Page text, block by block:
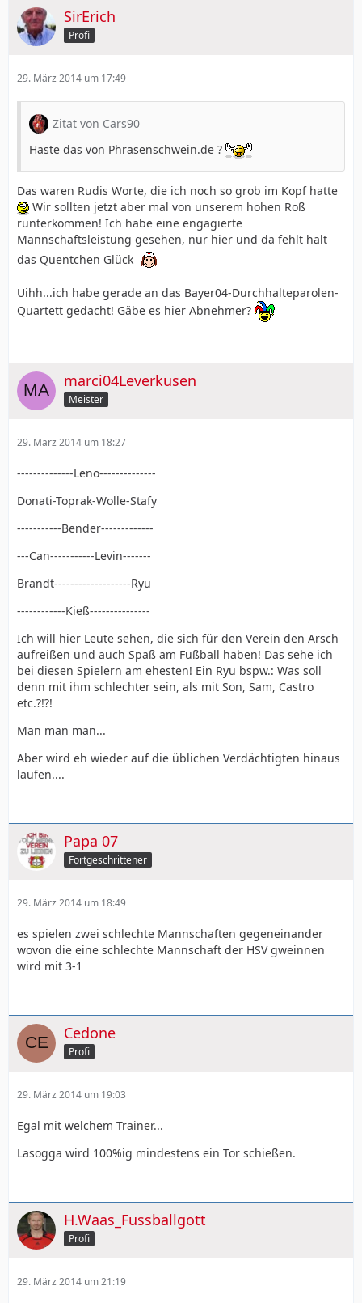
SirErich
Profi
29. März 2014 um 17:49
Zitat von Cars90
Haste das von Phrasenschwein.de ?
Das waren Rudis Worte, die ich noch so grob im Kopf hatte
Wir sollten jetzt aber mal von unserem hohen Roß
runterkommen! Ich habe eine engagierte
Mannschaftsleistung gesehen, nur hier und da fehlt halt
das Quentchen Glück
Uihh...ich habe gerade an das Bayer04-Durchhalteparolen-
Quartett gedacht! Gäbe es hier Abnehmer?
marci04Leverkusen
Meister
29. März 2014 um 18:27
--------------Leno--------------
Donati-Toprak-Wolle-Stafy
-----------Bender-------------
---Can-----------Levin-------
Brandt-------------------Ryu
------------Kieß---------------
Ich will hier Leute sehen, die sich für den Verein den Arsch
aufreißen und auch Spaß am Fußball haben! Das sehe ich
bei diesen Spielern am ehesten! Ein Ryu bspw.: Was soll
denn mit ihm schlechter sein, als mit Son, Sam, Castro
etc.?!?!
Man man man...
Aber wird eh wieder auf die üblichen Verdächtigten hinaus
laufen....
Papa 07
Fortgeschrittener
29. März 2014 um 18:49
es spielen zwei schlechte Mannschaften gegeneinander
wovon die eine schlechte Mannschaft der HSV gweinnen
wird mit 3-1
Cedone
Profi
29. März 2014 um 19:03
Egal mit welchem Trainer...
Lasogga wird 100%ig mindestens ein Tor schießen.
H.Waas_Fussballgott
Profi
29. März 2014 um 21:19